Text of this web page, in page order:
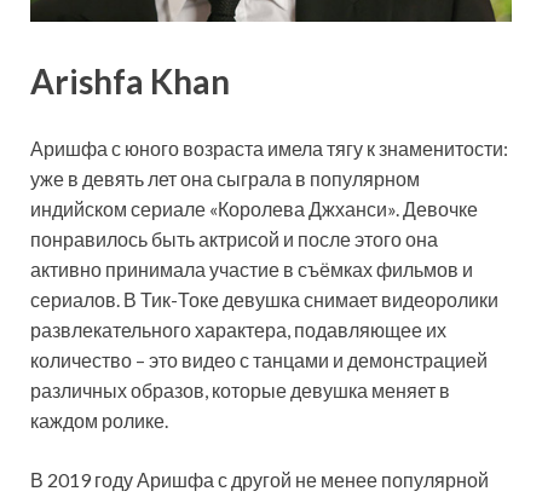
Arishfa Khan
Аришфа с юного возраста имела тягу к знаменитости:
уже в девять лет она сыграла в популярном
индийском сериале «Королева Джханси». Девочке
понравилось быть актрисой и после этого она
активно принимала участие в съёмках фильмов и
сериалов. В Тик-Токе девушка снимает видеоролики
развлекательного характера, подавляющее их
количество – это видео с танцами и демонстрацией
различных образов, которые девушка меняет в
каждом ролике.
В 2019 году Аришфа с другой не менее популярной